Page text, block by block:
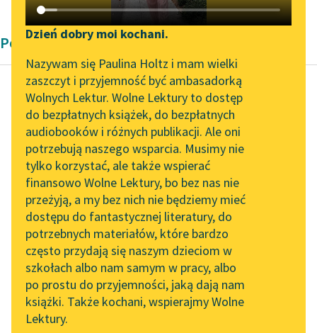
Katalog DAISY
Podkasty o książkach
Zgłoś brak utworu
Aktualności
„Prokurator Alicja Horn”
do słuchania
Byliśmy częścią AI Impact
Lab
Zapraszamy na spotkanie
online z tłumaczkami
literatury skandynawskiej
Spotkanie z Katarzyną
Tunkiel w Oslo
102. lata temu zmarł
Joseph Conrad
Narzędzia
Mapa Wolnych Lektur
Leśmianator
Przewodnik dla piszących i
czytających
API
OAI-PMH
Widget Wolnych Lektur
Przypisy
Dzień dobry moi kochani.
Nazywam się Paulina Holtz i mam wielki
zaszczyt i przyjemność być ambasadorką
Wolnych Lektur. Wolne Lektury to dostęp
do bezpłatnych książek, do bezpłatnych
audiobooków i różnych publikacji. Ale oni
potrzebują naszego wsparcia. Musimy nie
tylko korzystać, ale także wspierać
finansowo Wolne Lektury, bo bez nas nie
przeżyją, a my bez nich nie będziemy mieć
dostępu do fantastycznej literatury, do
potrzebnych materiałów, które bardzo
często przydają się naszym dzieciom w
szkołach albo nam samym w pracy, albo
po prostu do przyjemności, jaką dają nam
książki. Także kochani, wspierajmy Wolne
Lektury.
Poemat dygresyjny Juliana Tuwima
Julian Tuwim
Kwiaty polskie
…Bo ja pamiętam
Grzmot Majowy
I ogień wiary mojej
młodej,
Że się w tej Polsce...
Czytaj więcej